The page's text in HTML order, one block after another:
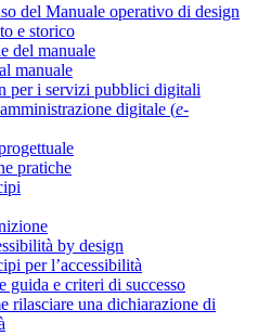
del Manuale operativo di design
e storico
del manuale
manuale
per i servizi pubblici digitali
digitale (e-
pratiche
by design
per l’accessibilità
guida e criteri di successo
rilasciare una dichiarazione di